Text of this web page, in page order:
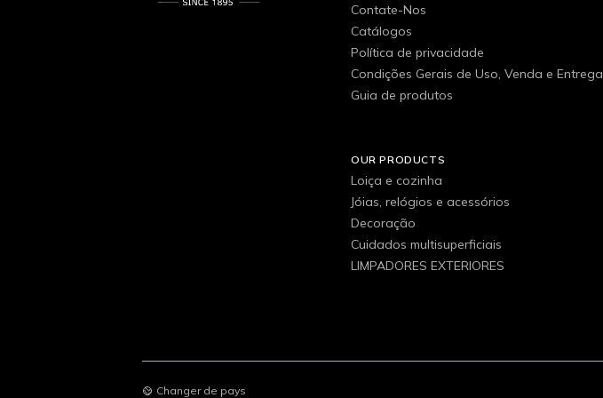
Contate-Nos
Catálogos
Política de privacidade
Condições Gerais de Uso, Venda e Entrega
Guia de produtos
OUR PRODUCTS
Loiça e cozinha
Jóias, relógios e acessórios
Decoração
Cuidados multisuperficiais
LIMPADORES EXTERIORES
Changer de pays